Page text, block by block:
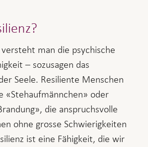
man die psychische
– sozusagen das
Seele. Resiliente Menschen
«Stehaufmännchen» oder
die anspruchsvolle
ohne grosse Schwierigkeiten
ist eine Fähigkeit, die wir